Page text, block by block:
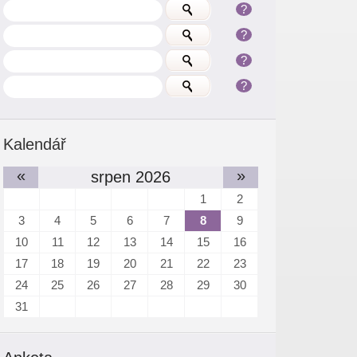
?
?
?
?
Kalendář
«
srpen 2026 »
1
2
3
4 5 6 7 8
9
10
11 12 13 14 15
16
17
18 19 20 21 22
23
24
25 26 27 28 29
30
31